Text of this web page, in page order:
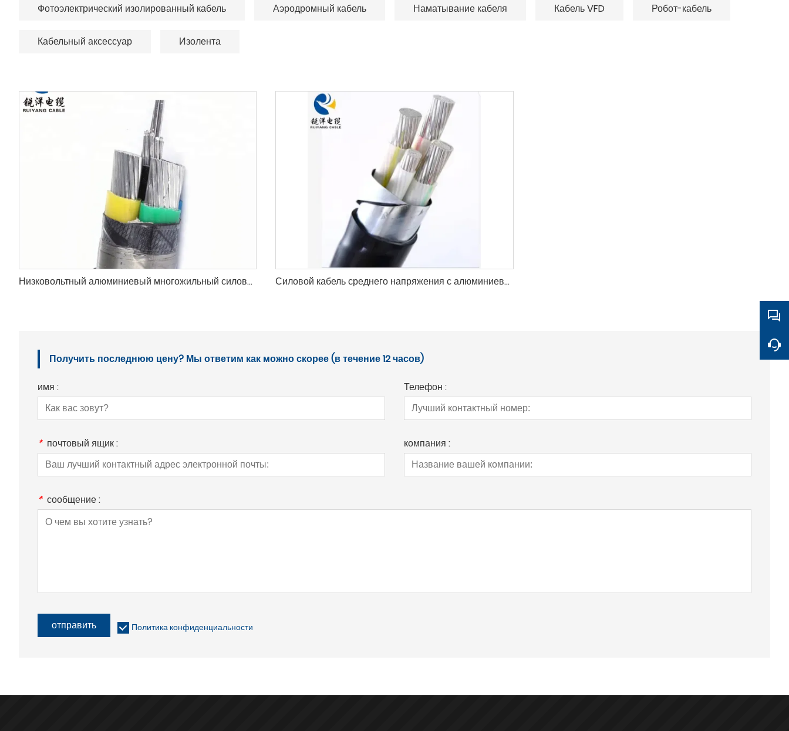
Фотоэлектрический изолированный кабель Аэродромный кабель Наматывание кабеля Кабель VFD Робот-кабель
Кабельный аксессуар Изолента
Низковольтный алюминиевый многожильный силовой кабель СТА Силовой кабель среднего напряжения с алюминиевым проводником из сшитого полиэтилена и ПВХ
Получить последнюю цену? Мы ответим как можно скорее (в течение 12 часов)
имя : Телефон :
* почтовый ящик : компания :
* сообщение :
отправить Политика конфиденциальности